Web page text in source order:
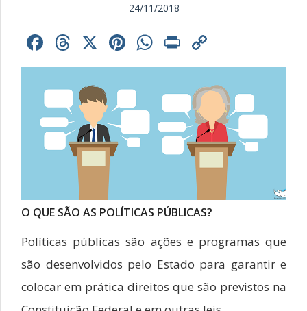
24/11/2018
Facebook
Threads
X Pinterest
WhatsApp
Print
Link
O QUE SÃO AS POLÍTICAS PÚBLICAS?
Políticas públicas são ações e programas que
são desenvolvidos pelo Estado para garantir e
colocar em prática direitos que são previstos na